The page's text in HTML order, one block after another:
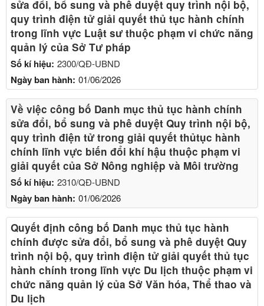
Số kí hiệu: 2300/QĐ-UBND
Ngày ban hành: 01/06/2026
sửa đổi, bổ sung và phê duyệt quy trình nội bộ,
quy trình điện tử giải quyết thủ tục hành chính
trong lĩnh vực Luật sư thuộc phạm vi chức năng
quản lý của Sở Tư pháp
Số kí hiệu: 2310/QĐ-UBND
Ngày ban hành: 01/06/2026
Về việc công bố Danh mục thủ tục hành chính
sửa đổi, bổ sung và phê duyệt Quy trình nội bộ,
quy trình điện tử trong giải quyết thủtục hành
chính lĩnh vực biến đổi khí hậu thuộc phạm vi
giải quyết của Sở Nông nghiệp và Môi trường
Quyết định công bố Danh mục thủ tục hành
chính được sửa đổi, bổ sung và phê duyệt Quy
trình nội bộ, quy trình điện tử giải quyết thủ tục
hành chính trong lĩnh vực Du lịch thuộc phạm vi
chức năng quản lý của Sở Văn hóa, Thể thao và
Du lịch